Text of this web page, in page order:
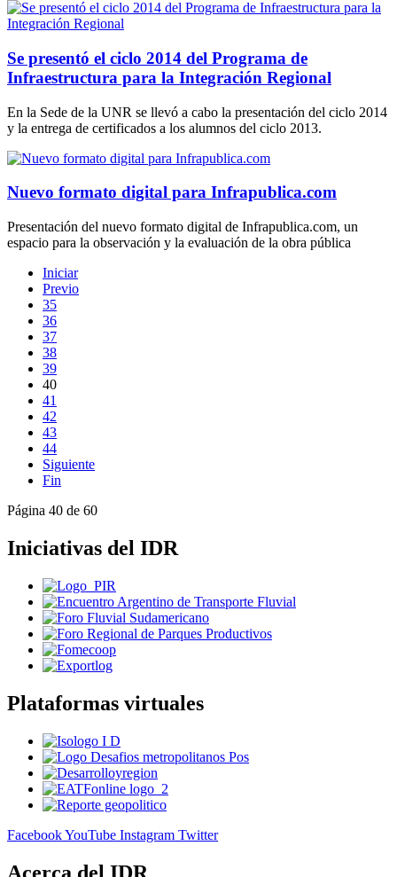
Se presentó el ciclo 2014 del Programa de
Infraestructura para la Integración Regional
En la Sede de la UNR se llevó a cabo la presentación del ciclo 2014
y la entrega de certificados a los alumnos del ciclo 2013.
Nuevo formato digital para Infrapublica.com
Presentación del nuevo formato digital de Infrapublica.com, un
espacio para la observación y la evaluación de la obra pública
Iniciar
Previo
35
36
37
38
39
40
41
42
43
44
Siguiente
Fin
Página 40 de 60
Iniciativas del IDR
Plataformas virtuales
FacebookYouTube Instagram Twitter
Acerca del IDR